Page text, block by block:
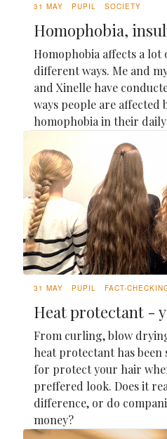
31 MAY PUPIL SOCIETY
Homophobia,
Homophobia affects a lot
different ways. Me and
and Xinelle have
ways people are affected
homophobia in their daily
31 MAY PUPIL FACT-
Heat protectant -
From curling, blow
heat protectant has been
for protect your hair
preffered look. Does it
difference, or do
money?